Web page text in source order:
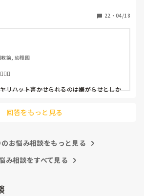
内容でも
を練って書き込むようにと。
考えさせられること多数
拘束されて辛いです
か?
22 ・ 04/18
諭, 幼稚園
リハット書かせられるのは嫌がらせとしか
回答をもっと見る
お悩み相談をもっと見る
み相談をすべて見る